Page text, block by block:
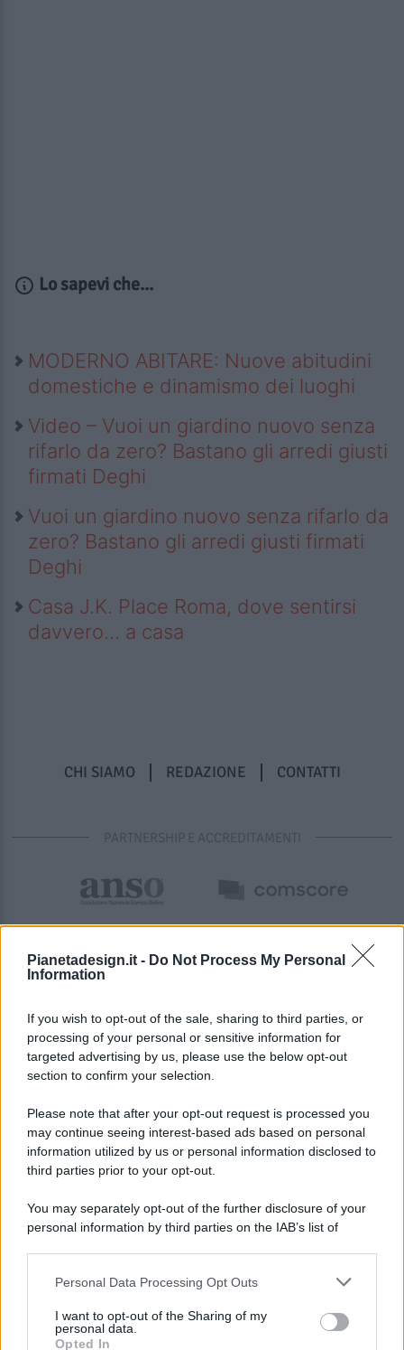
Pianetadesign.it - Do Not Process My Personal
Information
If you wish to opt-out of the sale, sharing to third parties, or
processing of your personal or sensitive information for
targeted advertising by us, please use the below opt-out
section to confirm your selection.
Please note that after your opt-out request is processed you
may continue seeing interest-based ads based on personal
information utilized by us or personal information disclosed to
third parties prior to your opt-out.
You may separately opt-out of the further disclosure of your
personal information by third parties on the IAB’s list of
This information may also be disclosed by us to third parties
disclose it to other third parties.
Personal Data Processing Opt Outs
I want to opt-out of the Sharing of my
personal data.
Opted In
Lo sapevi che...
MODERNO ABITARE: Nuove abitudini
domestiche e dinamismo dei luoghi
Video – Vuoi un giardino nuovo senza
rifarlo da zero? Bastano gli arredi giusti
firmati Deghi
Vuoi un giardino nuovo senza rifarlo da
zero? Bastano gli arredi giusti firmati
Deghi
Casa J.K. Place Roma, dove sentirsi
davvero… a casa
CHI SIAMO REDAZIONE CONTATTI
PARTNERSHIP E ACCREDITAMENTI
© 2026 - Pianeta Design - P.IVA 04827280654 - Testata
Registrata Al Tribunale Di Nocera Inferiore N. 8/2020 - RG N.
ISCRIZIONE AL ROC N. 35792 – ISCRITTA ALL’ANSO
(ASSOCIAZIONE NAZIONALE STAMPA ONLINE)
PREFERENZE PRIVACY